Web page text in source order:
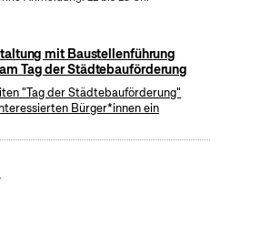
mit Baustellenführung
Tag der Städtebauförderung
"Tag der Städtebauförderung"
Bürger*innen ein